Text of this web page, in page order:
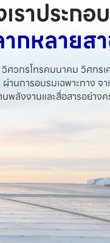
ราประกอ
กหลายสา
ศวกรโทรคมนาคม วิศกรเ
นการอบรมเฉพาะทาง จ
พลังงานและสื่อสารอย่าง